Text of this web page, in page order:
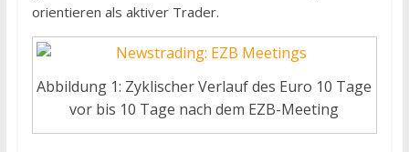
orientieren als aktiver Trader.
Abbildung 1: Zyklischer Verlauf des Euro 10 Tage
vor bis 10 Tage nach dem EZB-Meeting